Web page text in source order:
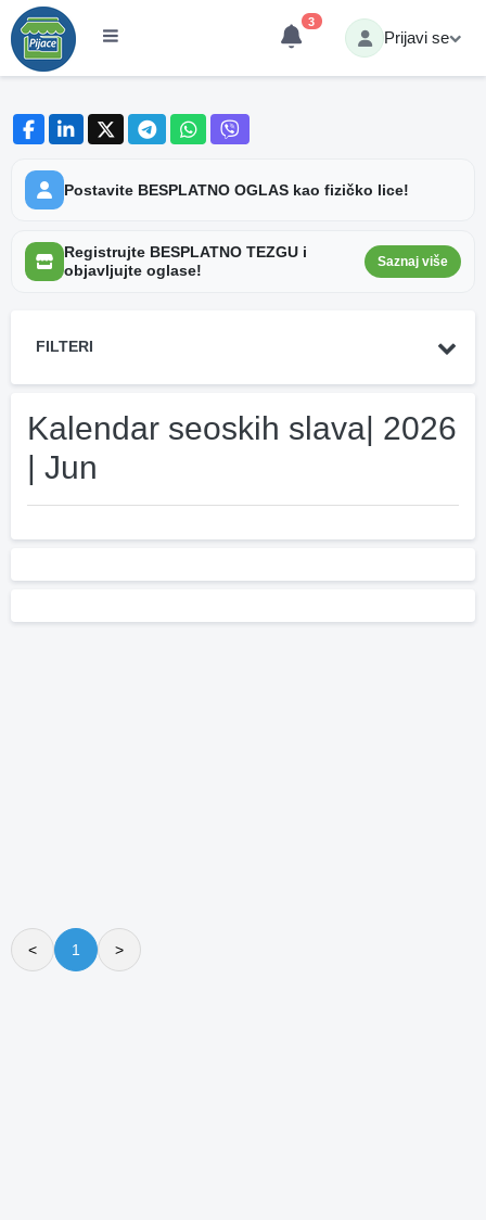
3
Prijavi se
Postavite BESPLATNO OGLAS kao fizičko lice!
Registrujte BESPLATNO TEZGU i
objavljujte oglase!
Saznaj više
FILTERI
Kalendar seoskih slava| 2026
| Jun
< 1 >